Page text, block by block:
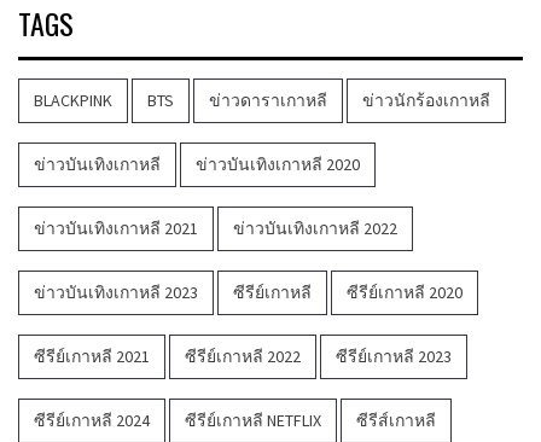
TAGS
BLACKPINK BTS ข่าวดาราเกาหลี ข่าวนักร้องเกาหลี
ข่าวบันเทิงเกาหลี ข่าวบันเทิงเกาหลี 2020
ข่าวบันเทิงเกาหลี 2021 ข่าวบันเทิงเกาหลี 2022
ข่าวบันเทิงเกาหลี 2023 ซีรีย์เกาหลี ซีรีย์เกาหลี 2020
ซีรีย์เกาหลี 2021 ซีรีย์เกาหลี 2022 ซีรีย์เกาหลี 2023
ซีรีย์เกาหลี 2024 ซีรีย์เกาหลี NETFLIX ซีรีส์เกาหลี